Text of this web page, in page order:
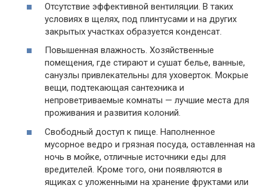
Отсутствие эффективной вентиляции. В таких
условиях в щелях, под плинтусами и на других
закрытых участках образуется конденсат.
Повышенная влажность. Хозяйственные
помещения, где стирают и сушат белье, ванные,
санузлы привлекательны для уховерток. Мокрые
вещи, подтекающая сантехника и
непроветриваемые комнаты — лучшие места для
проживания и развития колоний.
Свободный доступ к пище. Наполненное
мусорное ведро и грязная посуда, оставленная на
ночь в мойке, отличные источники еды для
вредителей. Кроме того, они появляются в
ящиках с уложенными на хранение фруктами или